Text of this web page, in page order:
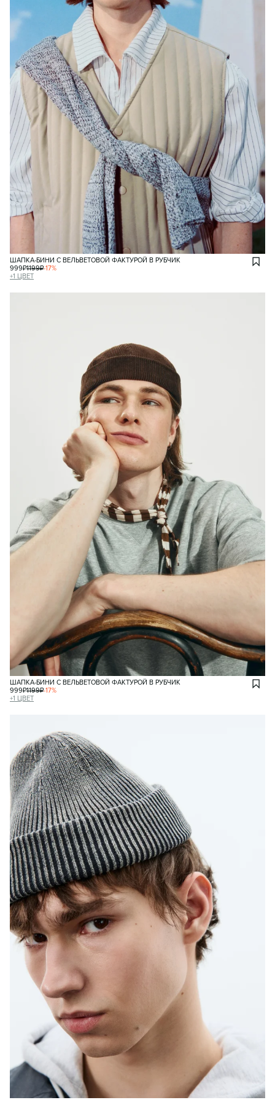
ШАПКА-БИНИ С ВЕЛЬВЕТОВОЙ ФАКТУРОЙ В РУБЧИК
999₽1199₽-17%
+1 ЦВЕТ
ШАПКА-БИНИ С ВЕЛЬВЕТОВОЙ ФАКТУРОЙ В РУБЧИК
999₽1199₽-17%
+1 ЦВЕТ